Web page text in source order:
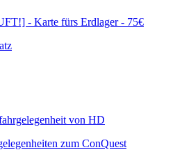
- Karte fürs Erdlager - 75€
von HD
zum ConQuest